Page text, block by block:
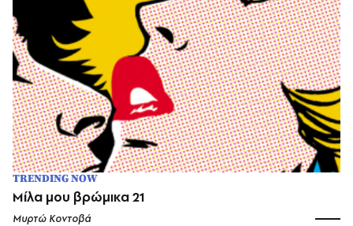
TRENDING NOW
Μίλα μου βρώμικα 21
Μυρτώ Κοντοβά